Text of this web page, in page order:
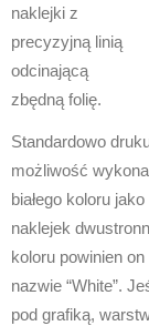
naklejki z
precyzyjną linią
odcinającą
zbędną folię.
Standardowo
możliwość
białego koloru
naklejek
koloru powinien
nazwie “White”.
pod grafiką,